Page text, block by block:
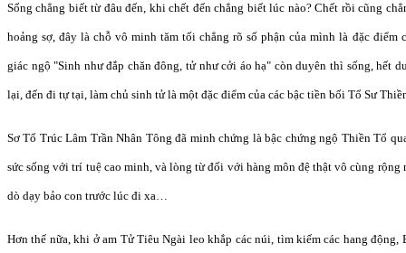
Sống chẳng biết từ đâu đến, khi chết đến chẳng biết lúc nào? Chết rồi cũng
hoảng sợ, đây là chỗ vô minh tăm tối chẳng rõ số phận của mình là đặc điểm
giác ngộ "Sinh như đắp chăn đông, tử như cởi áo hạ" còn duyên thì sống, hết
lại, đến đi tự tại, làm chủ sinh tử là một đặc điểm của các bậc tiền bối Tổ Sư
Sơ Tổ Trúc Lâm Trần Nhân Tông đã minh chứng là bậc chứng ngộ Thiền Tổ
sức sống với trí tuệ cao minh, và lòng từ đối với hàng môn đệ thật vô cùng rộng
dò dạy bảo con trước lúc đi xa…
Hơn thế nữa, khi ở am Tử Tiêu Ngài leo khắp các núi, tìm kiếm các hang động,